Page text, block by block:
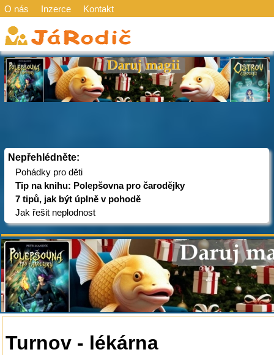
O nás Inzerce Kontakt
Nepřehlédněte:
Pohádky pro děti
Tip na knihu: Polepšovna pro čarodějky
7 tipů, jak být úplně v pohodě
Jak řešit neplodnost
Turnov - lékárna